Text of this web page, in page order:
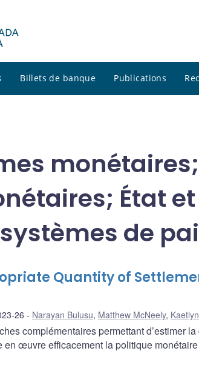
Billets de banque Publications
État
de
Quantity of
26 Narayan Bulusu, Matthew McNeely,
complémentaires permettant d’estimer
en œuvre efficacement la politique